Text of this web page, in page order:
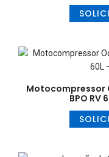
Motocompressor
BPO RV